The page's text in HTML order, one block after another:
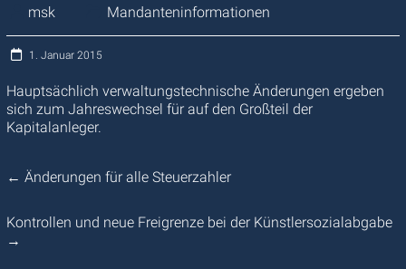
msk Mandanteninformationen
1. Januar 2015
Hauptsächlich verwaltungstechnische Änderungen ergeben
sich zum Jahreswechsel für auf den Großteil der
Kapitalanleger.
← Änderungen für alle Steuerzahler
Kontrollen und neue Freigrenze bei der Künstlersozialabgabe
→